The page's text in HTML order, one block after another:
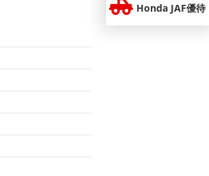
Honda JAF優待